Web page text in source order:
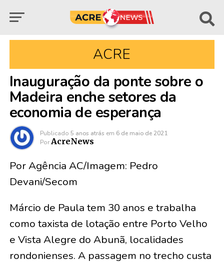
ACRE
Inauguração da ponte sobre o
Madeira enche setores da
economia de esperança
Publicado 5 anos atrás em 6 de maio de 2021
Por AcreNews
Por Agência AC/Imagem: Pedro
Devani/Secom
Márcio de Paula tem 30 anos e trabalha
como taxista de lotação entre Porto Velho
e Vista Alegre do Abunã, localidades
rondonienses. A passagem no trecho custa